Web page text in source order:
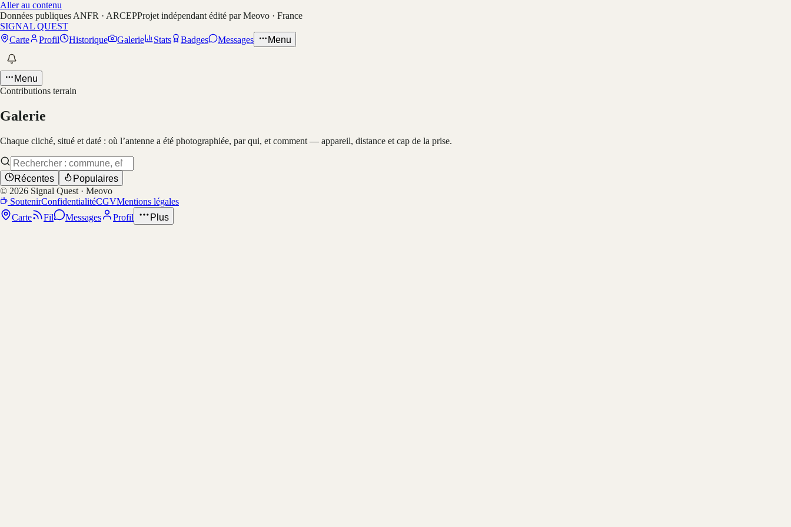
Aller au contenu
Données publiques ANFR · ARCEPProjet indépendant édité par Meovo · France
SIGNAL QUEST
Carte
Profil Historique Galerie Stats Badges Messages Menu
Menu
Contributions terrain
Galerie
Chaque cliché, situé et daté : où l’antenne a été photographiée, par qui, et comment — appareil, distance et cap de la prise.
Récentes
Populaires
© 2026 Signal Quest · Meovo
SoutenirConfidentialitéCGVMentions légales
Carte
Fil Messages Profil Plus